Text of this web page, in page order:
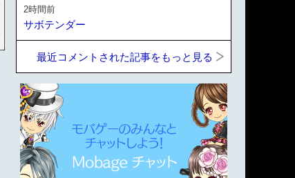
2時間前
サボテンダー
最近コメントされた記事をもっと見る